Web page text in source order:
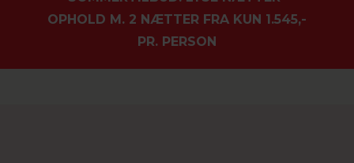
OPHOLD M. 2 NÆTTER FRA KUN 1.545,-
PR. PERSON